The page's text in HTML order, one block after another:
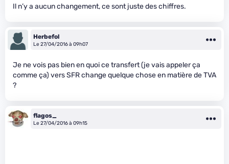
Il n’y a aucun changement, ce sont juste des chiffres.
Herbefol
Le 27/04/2016 à 09h07
Je ne vois pas bien en quoi ce transfert (je vais appeler ça
comme ça) vers SFR change quelque chose en matière de TVA
?
flagos_
Le 27/04/2016 à 09h15